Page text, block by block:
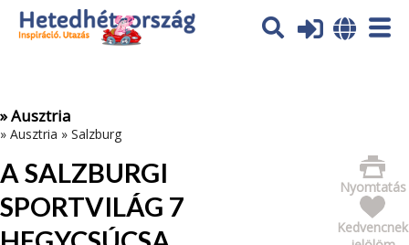
Az oldal sütiket (cookies) használ. További tájékoztatás itt:
Adatvédelmi tájékoztató
» Ausztria
» Ausztria » Salzburg
A SALZBURGI
SPORTVILÁG 7
Nyomtatás
Kedvencnek